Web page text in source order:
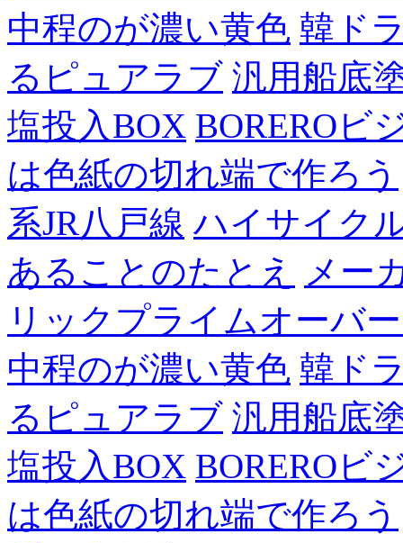
中程のが濃い黄色 韓ド
るピュアラブ 汎用船底
塩投入BOX BOREROビ
は色紙の切れ端で作ろう
系JR八戸線 ハイサイク
あることのたとえ
メー
リックプライムオーバ
中程のが濃い黄色 韓ド
るピュアラブ 汎用船底
塩投入BOX BOREROビ
は色紙の切れ端で作ろう